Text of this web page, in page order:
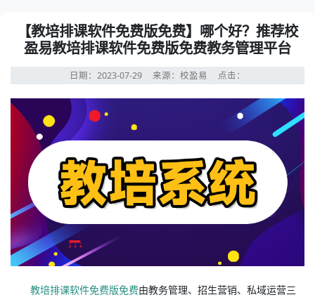
【教培排课软件免费版免费】哪个好？推荐校
盈易教培排课软件免费版免费教务管理平台
日期：2023-07-29 来源：校盈易 点击：
教培排课软件免费版免费由教务管理、招生营销、私域运营三